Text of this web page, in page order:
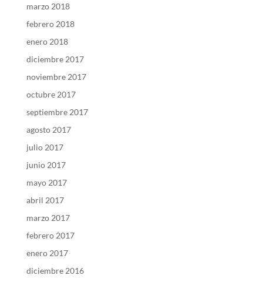
marzo 2018
febrero 2018
enero 2018
diciembre 2017
noviembre 2017
octubre 2017
septiembre 2017
agosto 2017
julio 2017
junio 2017
mayo 2017
abril 2017
marzo 2017
febrero 2017
enero 2017
diciembre 2016